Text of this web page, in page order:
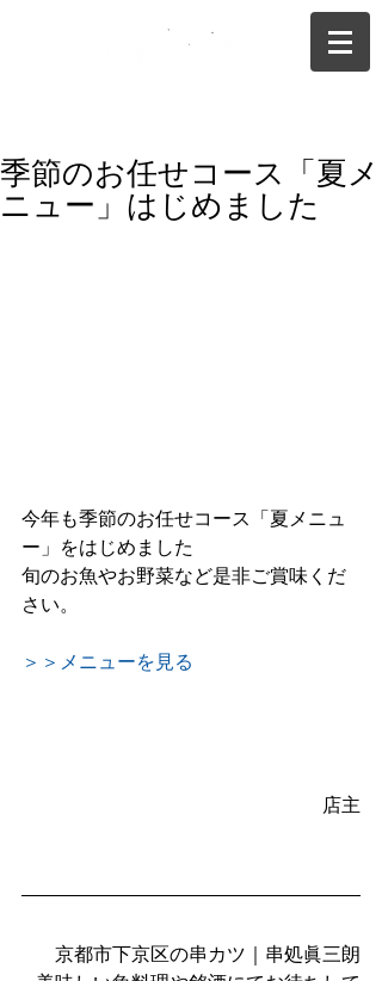
季節のお任せコース「夏メ
ニュー」はじめました
今年も季節のお任せコース「夏メニュ
ー」をはじめました
旬のお魚やお野菜など是非ご賞味くだ
さい。
＞＞メニューを見る
店主
京都市下京区の串カツ｜串処眞三朗